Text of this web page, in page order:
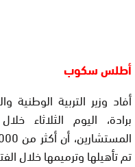
أطلس سكوب
أفاد وزير التربية
برادة، اليوم الثلاثاء
تم تأهيلها وترميمها خلال الفترة